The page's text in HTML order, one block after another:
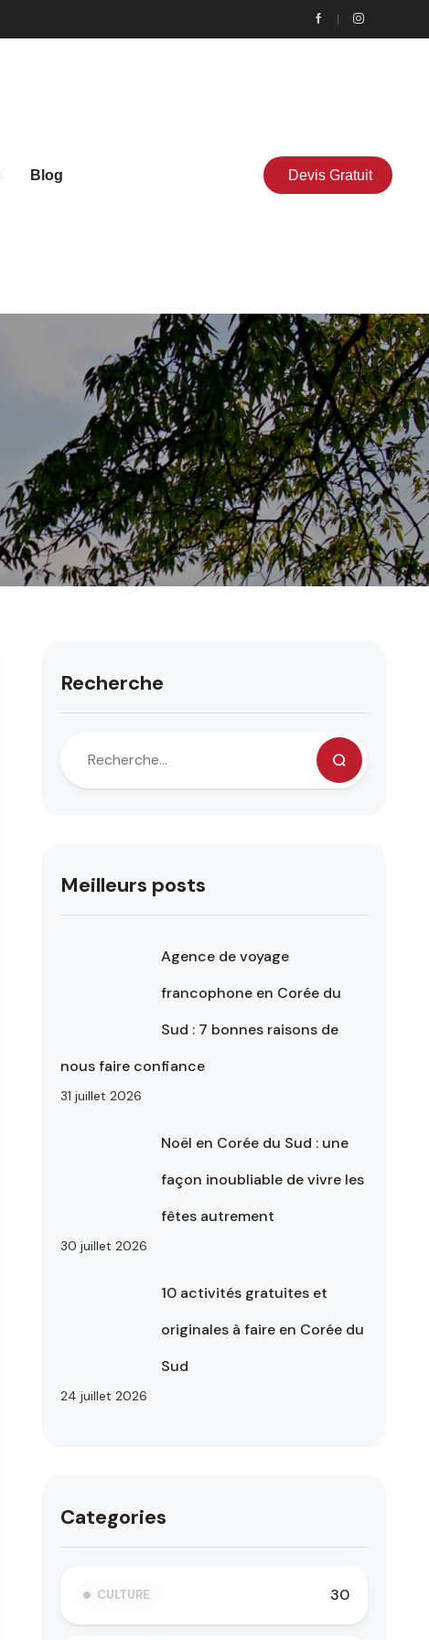
Blog Devis Gratuit
Recherche
Meilleurs posts
Agence de voyage
francophone en Corée du
Sud : 7 bonnes raisons de
nous faire confiance
31 juillet 2026
Noël en Corée du Sud : une
façon inoubliable de vivre les
fêtes autrement
30 juillet 2026
10 activités gratuites et
originales à faire en Corée du
Sud
24 juillet 2026
Categories
CULTURE 30